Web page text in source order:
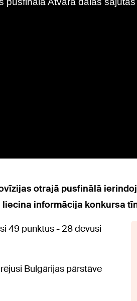
otrajā pusfinālā
informācija konkursa
49 punktus - 28 devusi
Bulgārijas pārstāve